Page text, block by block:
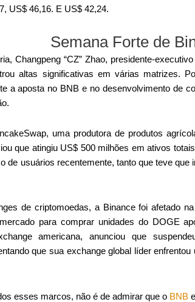
US$ 46,16. E US$ 42,24.
Semana Forte de
Changpeng “CZ” Zhao, presidente-
altas significativas em várias matrizes.
a aposta no BNB e no desenvolvimento de
uma produtora de produtos
que atingiu US$ 500 milhões em ativos
de usuários recentemente, tanto que teve
de criptomoedas, a Binance foi afetado
para comprar unidades do DOGE
americana, anunciou que
que sua exchange global líder
esses marcos, não é de admirar que o BNB